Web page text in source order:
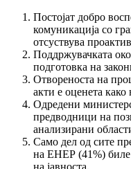
Постојат добро
комуникација со
отсуствува
Поддржувачката
подготовка на
Отвореноста на
акти е оценета како
Одредени
предводници на
анализирани
Само дел од сите
на ЕНЕР (41%) биле
на јавноста.